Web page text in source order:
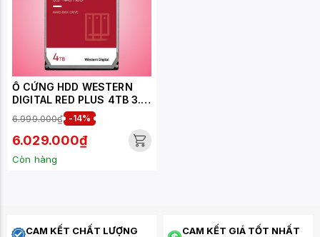
Ổ CỨNG HDD WESTERN
DIGITAL RED PLUS 4TB 3.5
INCH 128MB CACHE
5400RPM WD40EFZZ
6.999.000₫ -14%
6.029.000₫
Còn hàng
CAM KẾT CHẤT LƯỢNG CAM KẾT GIÁ TỐT NHẤT